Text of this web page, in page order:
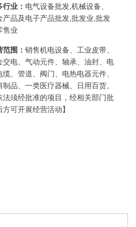
业： 电气设备批发,机械设备、
产品及电子产品批发,批发业,批发
售业
围： 销售机电设备、工业皮带、
交电、气动元件、轴承、油封、电
缆、管道、阀门、电热电器元件、
制品、一类医疗器械、日用百货。
法须经批准的项目，经相关部门批
方可开展经营活动】